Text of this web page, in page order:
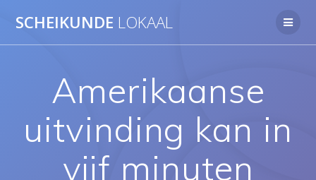
naar
SCHEIKUNDE LOKAAL
Amerikaanse
uitvinding kan in
vijf minuten